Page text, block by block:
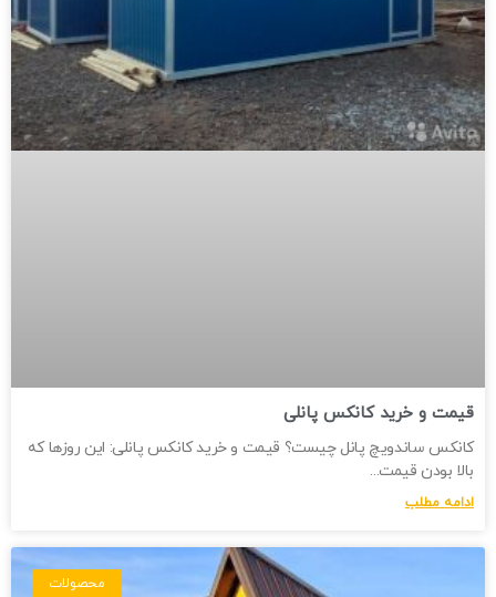
قیمت و خرید کانکس پانلی
کانکس ساندویچ پانل چیست؟ قیمت و خرید کانکس پانلی: این روزها که
بالا بودن قیمت
ادامه مطلب
محصولات